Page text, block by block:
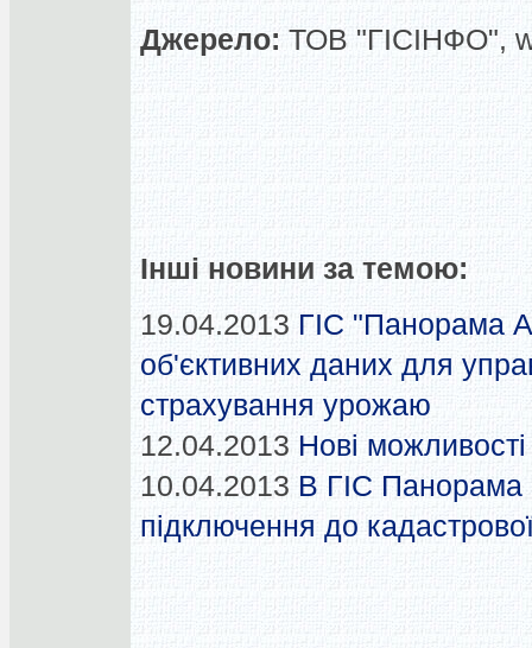
Джерело: ТОВ "ГІСІНФО",
Інші новини за темою:
19.04.2013 ГІС "Панорама
об'єктивних даних для
страхування урожаю
12.04.2013 Нові
10.04.2013 В ГІС Панорама
підключення до